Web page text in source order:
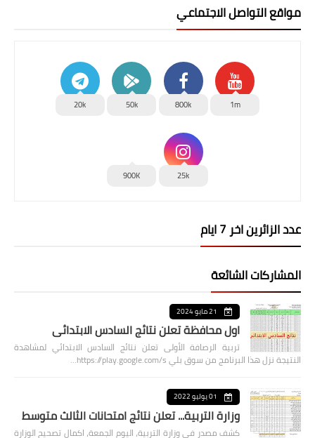
مواقع التواصل الاجتماعي
1m
800k
50k
20k
25k
900K
عدد الزائرين اخر 7 ايام
المشاركات الشائعة
21 مايو 2024
اول محافظة تعلن نتائج السادس الابتدائي
تربية الرصافة الأولى تعلن نتائج السادس الابتدائي لمشاهدة
النتيجة نزل هذا البرنامج من سوق بلي https://play.google.com/s…
01 يوليو 2022
وزارة التربية... تعلن نتائج امتحانات الثالث متوسط
كشف مصدر في وزارة التربية، اليوم الجمعة، اكمال تصحيح الوزارة